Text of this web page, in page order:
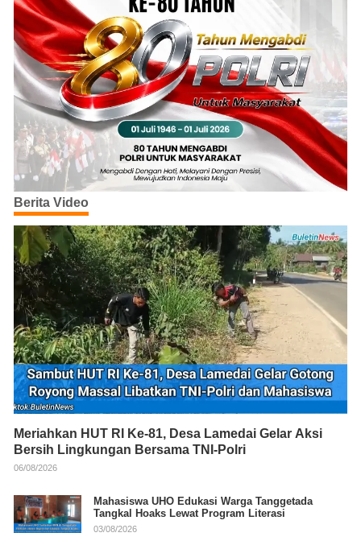
Berita Video
Meriahkan HUT RI Ke-81, Desa Lamedai Gelar Aksi
Bersih Lingkungan Bersama TNI-Polri
06/08/2026
Mahasiswa UHO Edukasi Warga Tanggetada
Tangkal Hoaks Lewat Program Literasi
03/08/2026